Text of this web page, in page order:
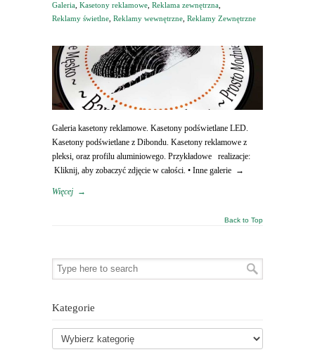
Galeria Kasetony reklamowe Reklama zewnętrzna
Reklamy świetlne Reklamy wewnętrzne Reklamy Zewnętrzne
Galeria kasetony reklamowe. Kasetony podświetlane LED.
Kasetony podświetlane z Dibondu. Kasetony reklamowe z
pleksi, oraz profilu aluminiowego. Przykładowe realizacje:
Kliknij, aby zobaczyć zdjęcie w całości. • Inne galerie →
Więcej →
Back to Top
Kategorie